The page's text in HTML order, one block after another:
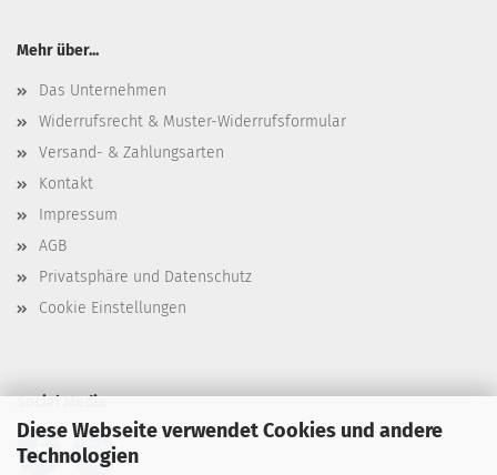
Diese Webseite verwendet Cookies und andere
Technologien
Mehr über...
Das Unternehmen
Widerrufsrecht & Muster-Widerrufsformular
Versand- & Zahlungsarten
Kontakt
Impressum
AGB
Privatsphäre und Datenschutz
Cookie Einstellungen
Social Media